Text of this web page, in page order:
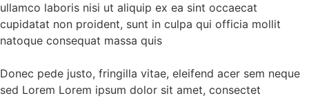
ullamco laboris nisi ut aliquip ex ea sint occaecat
cupidatat non proident, sunt in culpa qui officia mollit
natoque consequat massa quis
Donec pede justo, fringilla vitae, eleifend acer sem neque
sed Lorem Lorem ipsum dolor sit amet, consectet